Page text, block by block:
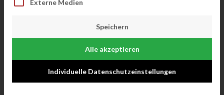
Nach zwei Jahren Pause findet in diesem Jahr vom
24.06.2022 bis zum 26.06.2022 das Volks- und Schützenfest
Externe Medien
Speichern
Alle akzeptieren
Individuelle Datenschutzeinstellungen